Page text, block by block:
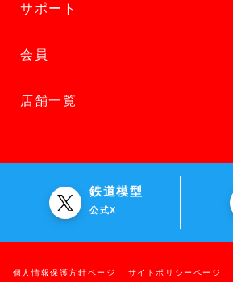
サポート
会員
店舗一覧
鉄道模型
公式X
個人情報保護方針ページ サイトポリシーページ